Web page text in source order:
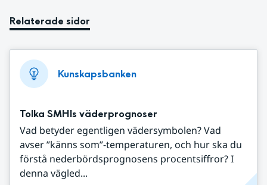
Relaterade sidor
Kunskapsbanken
Tolka SMHIs väderprognoser
Vad betyder egentligen vädersymbolen? Vad
avser ”känns som”-temperaturen, och hur ska du
förstå nederbördsprognosens procentsiffror? I
denna vägled...